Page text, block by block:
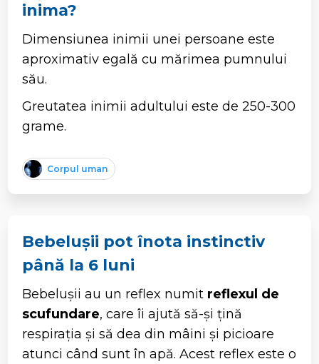
inima?
Dimensiunea inimii unei persoane este
aproximativ egală cu mărimea pumnului
său.
Greutatea inimii adultului este de 250-300
grame.
Corpul uman
Bebelușii pot înota instinctiv
până la 6 luni
Bebelușii au un reflex numit reflexul de
scufundare, care îi ajută să-și țină
respirația și să dea din mâini și picioare
atunci când sunt în apă. Acest reflex este o